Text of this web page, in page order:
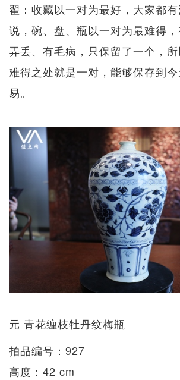
翟：收藏以一对为最好，大家都
说，碗、盘、瓶以一对为最难得
弄丢、有毛病，只保留了一个，
难得之处就是一对，能够保存到
易。
元 青花缠枝牡丹纹梅瓶
拍品编号：927
高度：42 cm